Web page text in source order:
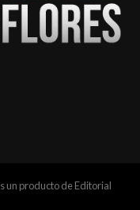
un producto de Editorial